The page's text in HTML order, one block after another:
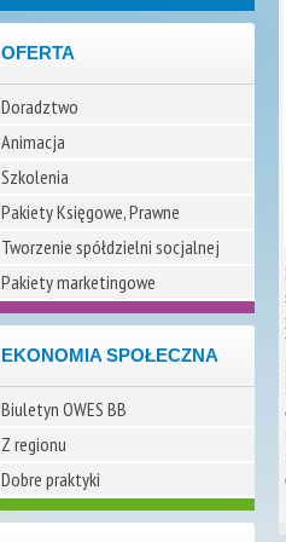
OFERTA
Doradztwo
Animacja
Szkolenia
Pakiety Księgowe, Prawne
Tworzenie spółdzielni socjalnej
Pakiety marketingowe
EKONOMIA SPOŁECZNA
Biuletyn OWES BB
Z regionu
Dobre praktyki